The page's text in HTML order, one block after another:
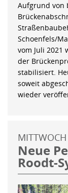
Aufgrund von
Schoenfels/
vom Juli 2021
der
stabilisiert.
soweit
wieder
MITTWOCH
Neue
Roodt-